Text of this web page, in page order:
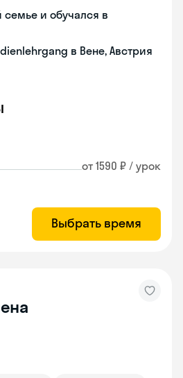
и обучался в
в Вене, Австрия
от 1590 ₽ / урок
Выбрать время